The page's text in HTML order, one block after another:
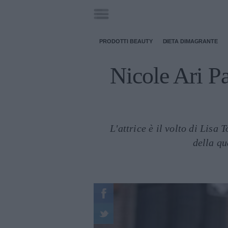
PRODOTTI BEAUTY DIETA DIMAGRANTE
Nicole Ari
L'attrice è il volto di Lisa
della